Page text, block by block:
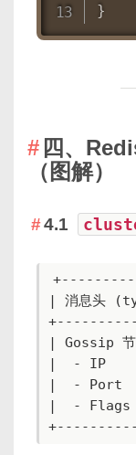
}
四、
（图解）
4.1
| 消息头
| Gossip
|  - IP
|  -
|  -